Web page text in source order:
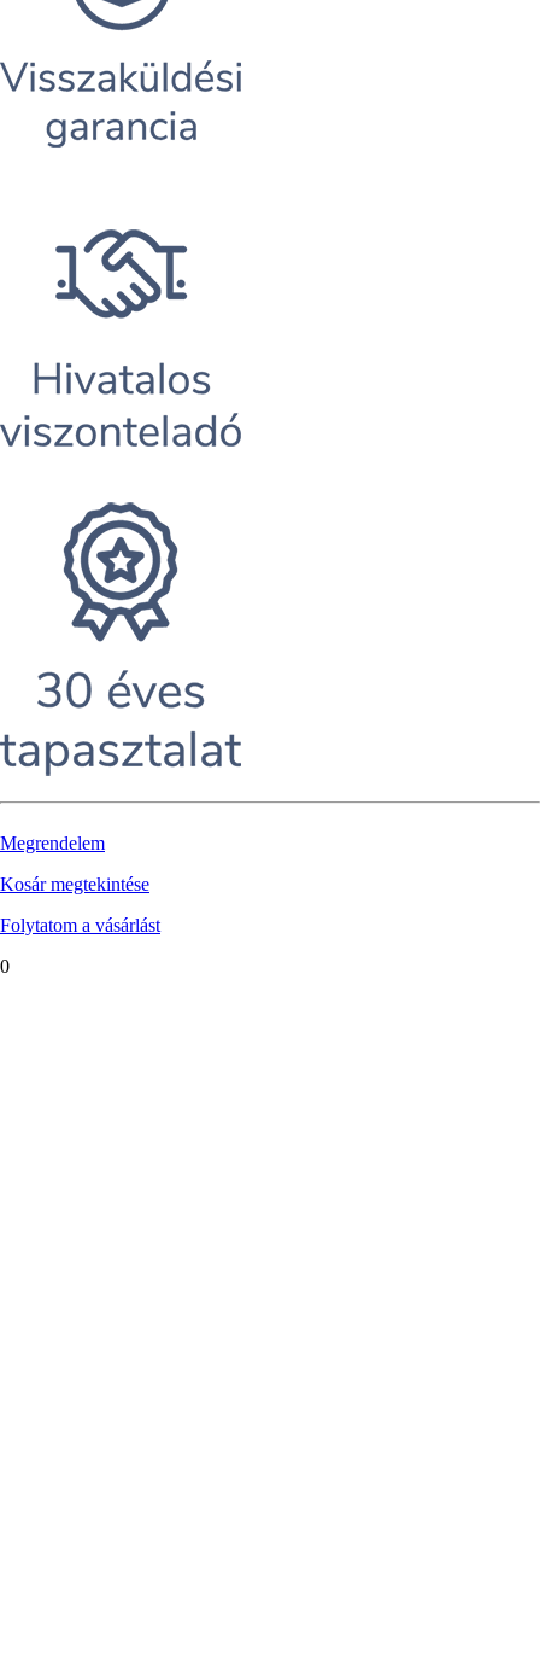
Megrendelem
Kosár megtekintése
Folytatom a vásárlást
0